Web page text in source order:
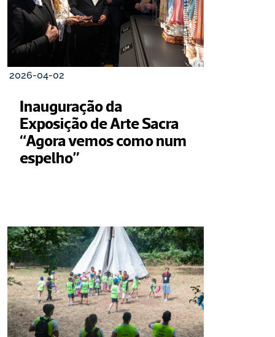
2026-04-02
Inauguração da
Exposição de Arte Sacra
“Agora vemos como num
espelho”